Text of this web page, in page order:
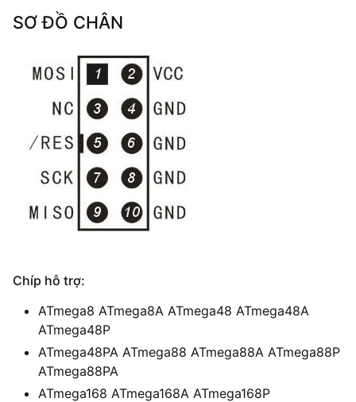
SƠ ĐỒ CHÂN
Chíp hỗ trợ:
ATmega8 ATmega8A ATmega48 ATmega48A
ATmega48P
ATmega48PA ATmega88 ATmega88A ATmega88P
ATmega88PA
ATmega168 ATmega168A ATmega168P